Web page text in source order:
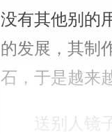
没有其他别的
的发展，其制
石，于是越来
送别人镜